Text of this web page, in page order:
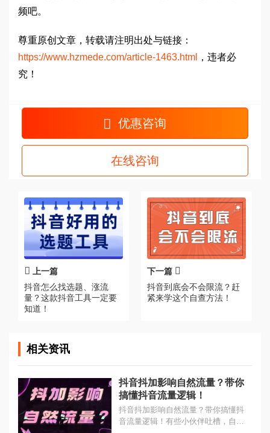
频吧。
尊重原创文章，转载请注明出处与链接：
https://www.hzmede.com/article-1463.html
，违者必
究！
优惠咨询
在线咨询
上一篇
抖音怎么找选题、涨流
量？这款抖音工具一定要
知道！
下一篇
抖音到底会不会限流？赶
紧来学这个自查方法！
相关资讯
抖音抖加影响自然流量？带你
搞懂抖音流量逻辑！
抖音抖加影响自然流量？带你搞懂抖
音流量逻辑！有些小伙伴吐槽，自己